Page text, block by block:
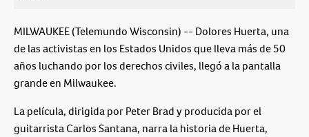
MILWAUKEE (Telemundo Wisconsin) -- Dolores Huerta, una
de las activistas en los Estados Unidos que lleva más de 50
años luchando por los derechos civiles, llegó a la pantalla
grande en Milwaukee.
La película, dirigida por Peter Brad y producida por el
guitarrista Carlos Santana, narra la historia de Huerta,